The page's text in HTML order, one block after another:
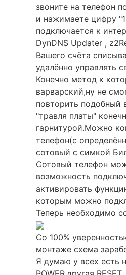
звоните на телефон
и нажимаете цифру
подключается к
DynDNS Updater ,
Вашего счёта
удалённо управлять
Конечно метод к
варварский,ну не
повторить подобный
"травля платы"
гарнитурой.Можно
телефон(с
сотовый с симкой
Сотовый телефон
возможность
активировать
которым можно
Теперь необходимо
Со 100%
монтаже схема
Я думаю у всех есть